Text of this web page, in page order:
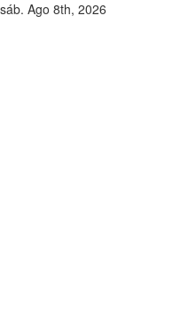
sáb. Ago 8th, 2026